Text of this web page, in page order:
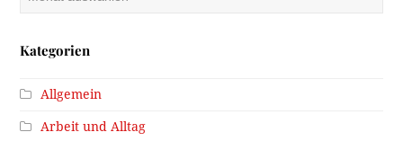
Kategorien
Allgemein
Arbeit und Alltag